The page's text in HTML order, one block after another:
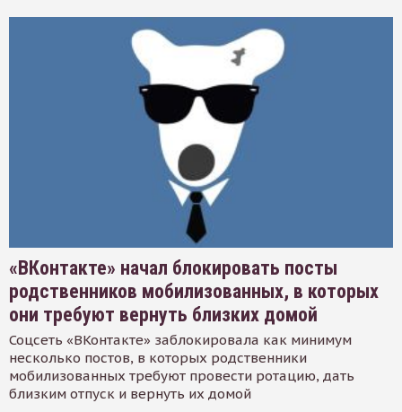
«ВКонтакте» начал блокировать посты
родственников мобилизованных, в которых
они требуют вернуть близких домой
Соцсеть «ВКонтакте» заблокировала как минимум
несколько постов, в которых родственники
мобилизованных требуют провести ротацию, дать
близким отпуск и вернуть их домой